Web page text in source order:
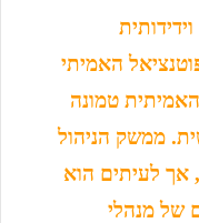
האמיתי
טמונה
ממשק הניהול
אך לעיתים הוא
של מנהלי